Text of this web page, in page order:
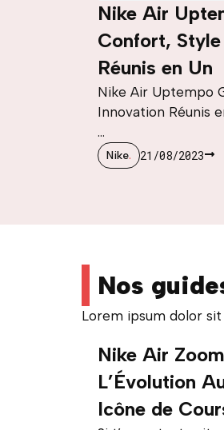
Nike Air
Confort,
Réunis en Un
Nike Air Uptempo
Innovation Réunis
...
Nike. 21/08/2023
Nos
Lorem ipsum dolor
Nike Air
L’Évolution
Icône de